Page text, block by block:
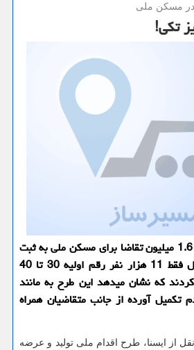
در مسكن ملی
تكی!
مسیرساز: با وجود آنكه 1.6 میلیون تقاضا برای مسكن ملی به ثبت
رسید تا 7 تیرماه امسال فقط 11 هزار نفر رقم اولیه 30 تا 40
كردند كه نشان میدهد این طرح به مانند
آورده از جانب متقاضیان همراه
از ایسنا، طرح اقدام ملی تولید و عرضه